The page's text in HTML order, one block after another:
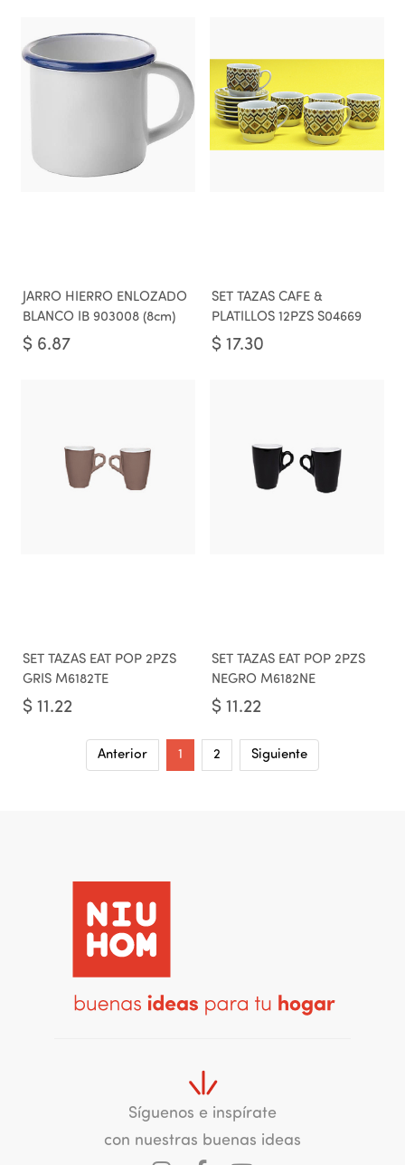
JARRO HIERRO ENLOZADO
BLANCO IB 903008 (8cm)
$ 6.87
SET TAZAS CAFE &
PLATILLOS 12PZS S04669
$ 17.30
SET TAZAS EAT POP 2PZS
GRIS M6182TE
$ 11.22
SET TAZAS EAT POP 2PZS
NEGRO M6182NE
$ 11.22
Anterior 1 2 Siguiente
Síguenos e inspírate
con nuestras buenas ideas